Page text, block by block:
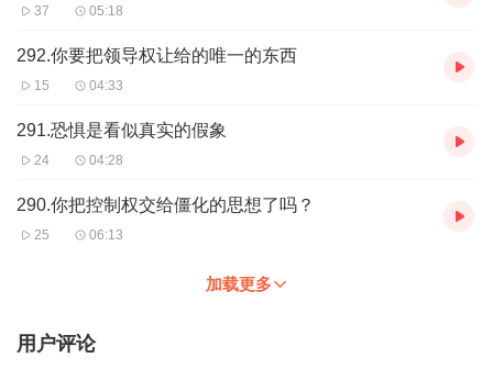
37 05:18
292.你要把领导权让给的唯一的东西
15 04:33
291.恐惧是看似真实的假象
24 04:28
290.你把控制权交给僵化的思想了吗？
25 06:13
加载更多
用户评论